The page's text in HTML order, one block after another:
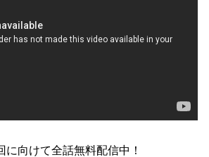
に向けて全話無料配信中！